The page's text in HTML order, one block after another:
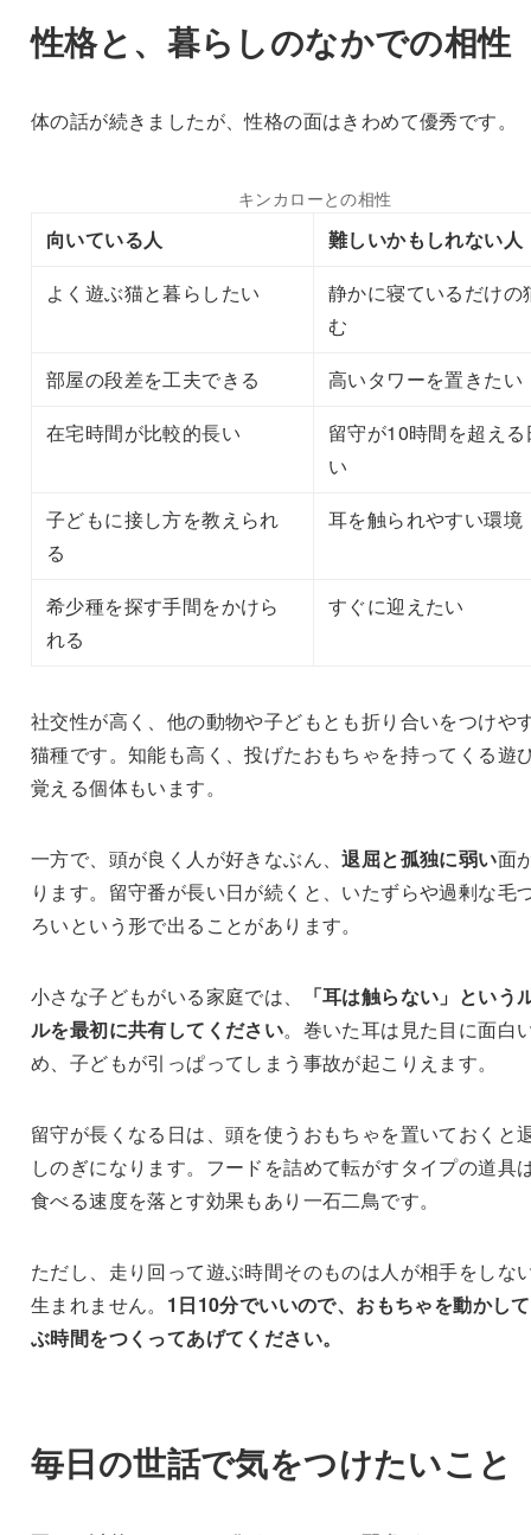
性格と、暮らしのなかでの相性
体の話が続きましたが、性格の面はきわめて優秀です。
キンカローとの相性
向いている人
難しいかもしれない人
よく遊ぶ猫と暮らしたい
静かに寝ているだけの
む
部屋の段差を工夫できる
高いタワーを置きたい
在宅時間が比較的長い
留守が10時間を超え
い
子どもに接し方を教えられ
る
耳を触られやすい環境
希少種を探す手間をかけら
れる
すぐに迎えたい
社交性が高く、他の動物や子どもとも折り合いをつけや
猫種です。知能も高く、投げたおもちゃを持ってくる遊
覚える個体もいます。
一方で、頭が良く人が好きなぶん、退屈と孤独に弱い面
ります。留守番が長い日が続くと、いたずらや過剰な毛
ろいという形で出ることがあります。
小さな子どもがいる家庭では、
「耳は触らない」という
ルを最初に共有してください。巻いた耳は見た目に面白
め、子どもが引っぱってしまう事故が起こりえます。
留守が長くなる日は、頭を使うおもちゃを置いておくと
しのぎになります。フードを詰めて転がすタイプの道具
食べる速度を落とす効果もあり一石二鳥です。
ただし、走り回って遊ぶ時間そのものは人が相手をしな
生まれません。 1日10分でいいので、おもちゃを動かし
ぶ時間をつくってあげてください。
毎日の世話で気をつけたいこと